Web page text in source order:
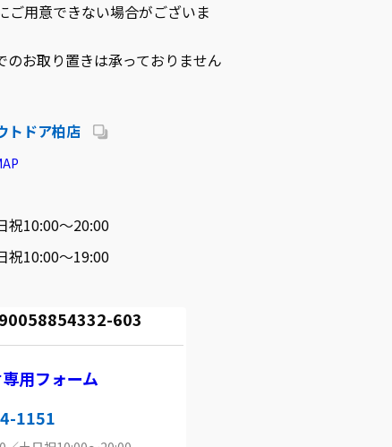
ご用意できない場合がございま
お取り置きは承っておりません
トドア柏店
祝10:00～20:00
祝10:00～19:00
603
用フォーム
1151